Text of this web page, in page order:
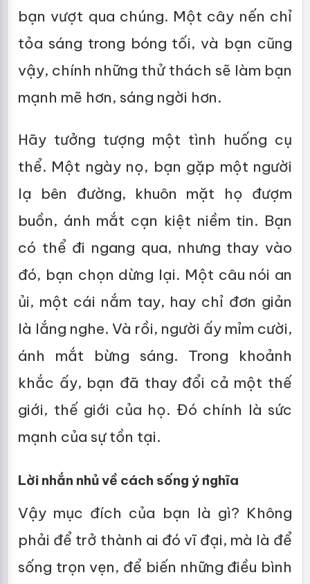
bạn vượt qua chúng. Một cây nến chỉ
tỏa sáng trong bóng tối, và bạn cũng
vậy, chính những thử thách sẽ làm bạn
mạnh mẽ hơn, sáng ngời hơn.
Hãy tưởng tượng một tình huống cụ
thể. Một ngày nọ, bạn gặp một người
lạ bên đường, khuôn mặt họ đượm
buồn, ánh mắt cạn kiệt niềm tin. Bạn
có thể đi ngang qua, nhưng thay vào
đó, bạn chọn dừng lại. Một câu nói an
ủi, một cái nắm tay, hay chỉ đơn giản
là lắng nghe. Và rồi, người ấy mỉm cười,
ánh mắt bừng sáng. Trong khoảnh
khắc ấy, bạn đã thay đổi cả một thế
giới, thế giới của họ. Đó chính là sức
mạnh của sự tồn tại.
Lời nhắn nhủ về cách sống ý nghĩa
Vậy mục đích của bạn là gì? Không
phải để trở thành ai đó vĩ đại, mà là để
sống trọn vẹn, để biến những điều bình